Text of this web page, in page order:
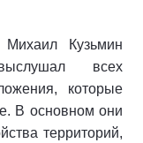
Кузьмин
всех
которые
В основном они
территорий,